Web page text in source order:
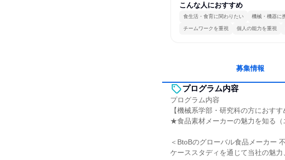
こんな人におすすめ
食生活・食育に関わりたい 機械・機器に
チームワークを重視 個人の能力を重視
募集情報
プログラム内容
プログラム内容
【機械系学部・研究科の方におすす
★食品素材メーカーの魅力を知る
＜BtoBのグローバル食品メーカー
ケーススタディを通じて当社の魅力